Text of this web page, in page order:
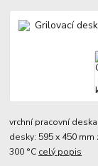
vrchní pracovní
desky: 595 x 450
300 °C celý popis